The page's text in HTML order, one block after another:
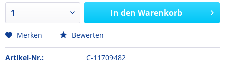
In den Warenkorb
Merken Bewerten
Artikel-Nr.:
C-11709482